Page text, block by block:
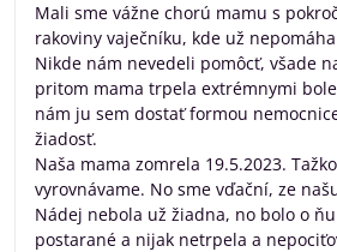
Mali sme vážne chorú mamu s
rakoviny vaječníku, kde už
Nikde nám nevedeli pomôcť, všade
pritom mama trpela extrémnymi
nám ju sem dostať formou
žiadosť.
Naša mama zomrela 19.5.2023.
vyrovnávame. No sme vďační, ze
Nádej nebola už žiadna, no bolo o
postarané a nijak netrpela a